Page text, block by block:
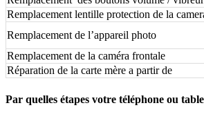
Remplacement lentille protection de la
Remplacement de l’appareil photo
Remplacement de la caméra frontale
Réparation de la carte mère a partir de
Par quelles étapes votre téléphone ou